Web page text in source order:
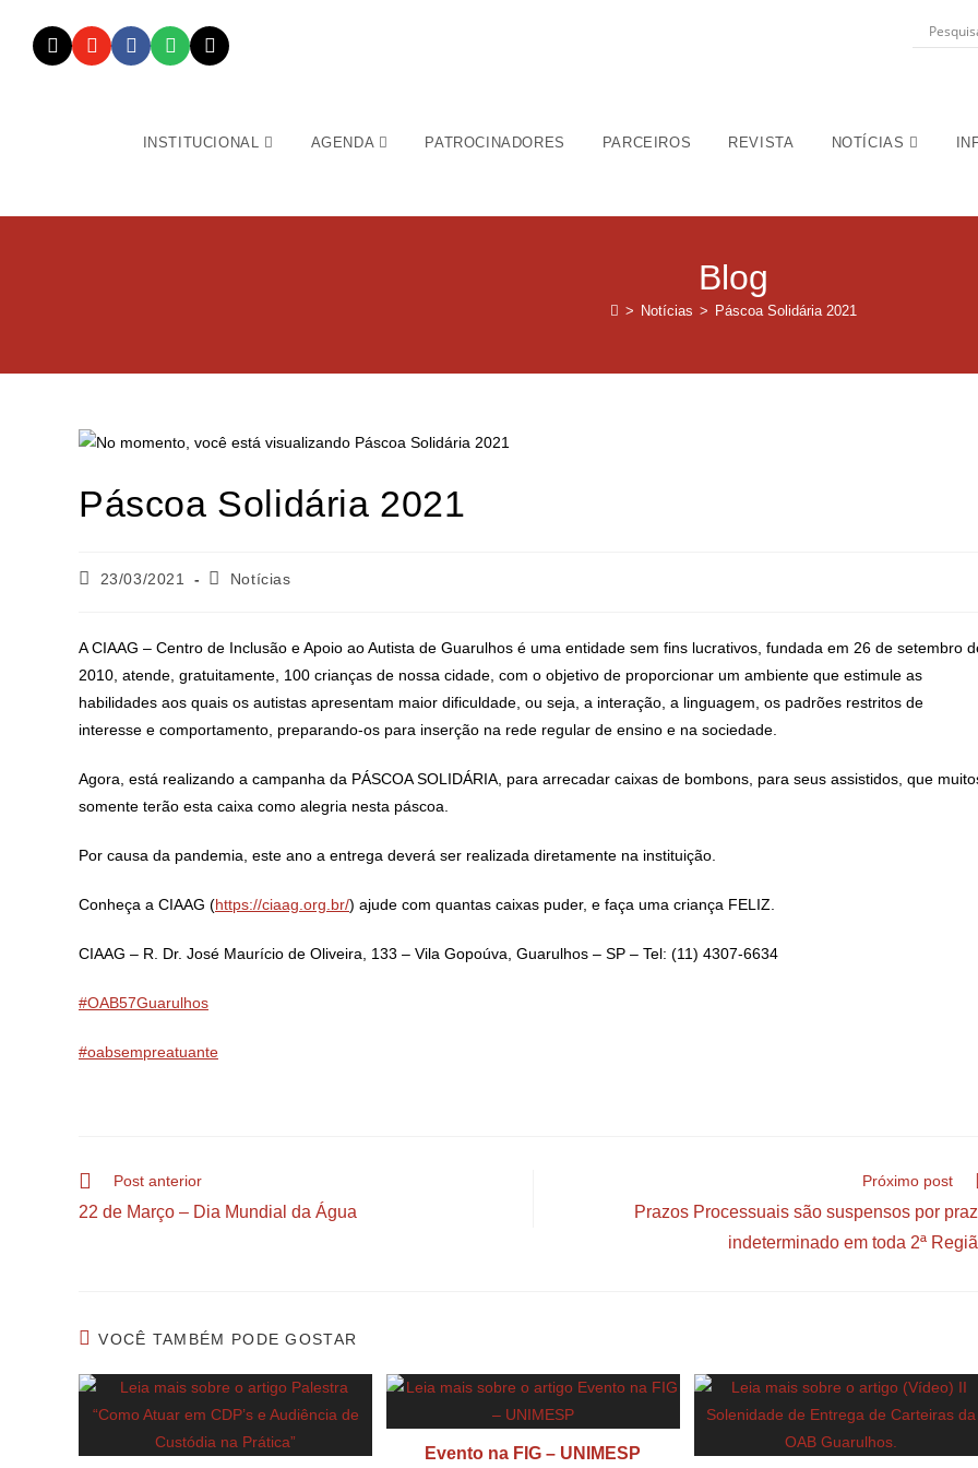
INSTITUCIONAL AGENDA PATROCINADORES PARCEIROS REVISTA NOTÍCIAS
Blog
> Notícias > Páscoa Solidária 2021
Páscoa Solidária 2021
23/03/2021 Notícias
A CIAAG – Centro de Inclusão e Apoio ao Autista de Guarulhos é uma entidade sem fins lucrativos, fundada em 26 de setembro
2010, atende, gratuitamente, 100 crianças de nossa cidade, com o objetivo de proporcionar um ambiente que estimule as
habilidades aos quais os autistas apresentam maior dificuldade, ou seja, a interação, a linguagem, os padrões restritos de
interesse e comportamento, preparando-os para inserção na rede regular de ensino e na sociedade.
Agora, está realizando a campanha da PÁSCOA SOLIDÁRIA, para arrecadar caixas de bombons, para seus assistidos, que
somente terão esta caixa como alegria nesta páscoa.
Por causa da pandemia, este ano a entrega deverá ser realizada diretamente na instituição.
Conheça a CIAAG (https://ciaag.org.br/) ajude com quantas caixas puder, e faça uma criança FELIZ.
CIAAG – R. Dr. José Maurício de Oliveira, 133 – Vila Gopoúva, Guarulhos – SP – Tel: (11) 4307-6634
#OAB57Guarulhos
#oabsempreatuante
Post anterior
22 de Março – Dia Mundial da Água
Próximo post
Prazos Processuais são suspensos por
indeterminado em toda 2ª
VOCÊ TAMBÉM PODE GOSTAR
Evento na FIG – UNIMESP